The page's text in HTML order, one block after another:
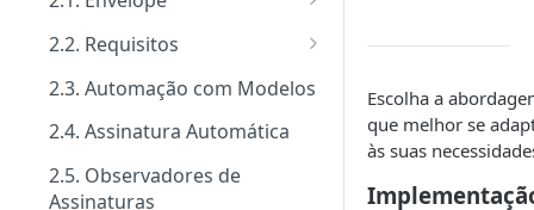
Limite de requisições
Mensagens de erro
Segurança
Guia de criação: O passo a
passo padrão
Tipos de notificações para os
Notificações
2.2. Requisitos
Tipos de requisitos de
autenticação
2.3. Automação com Modelos
2.4. Assinatura Automática
2.5. Observadores de
Assinaturas
Escolha a
que melhor se
às suas